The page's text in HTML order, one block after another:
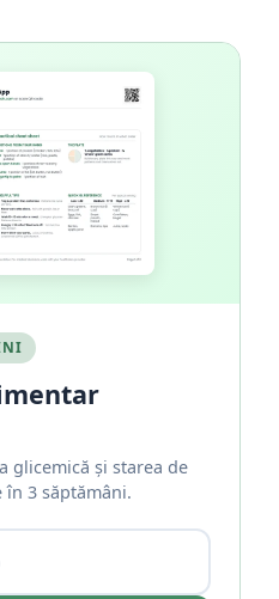
glicemică și starea de
3 săptămâni.